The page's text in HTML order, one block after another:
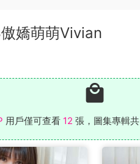
嬌萌萌Vivian
用戶僅可查看 12 張，圖集專輯共